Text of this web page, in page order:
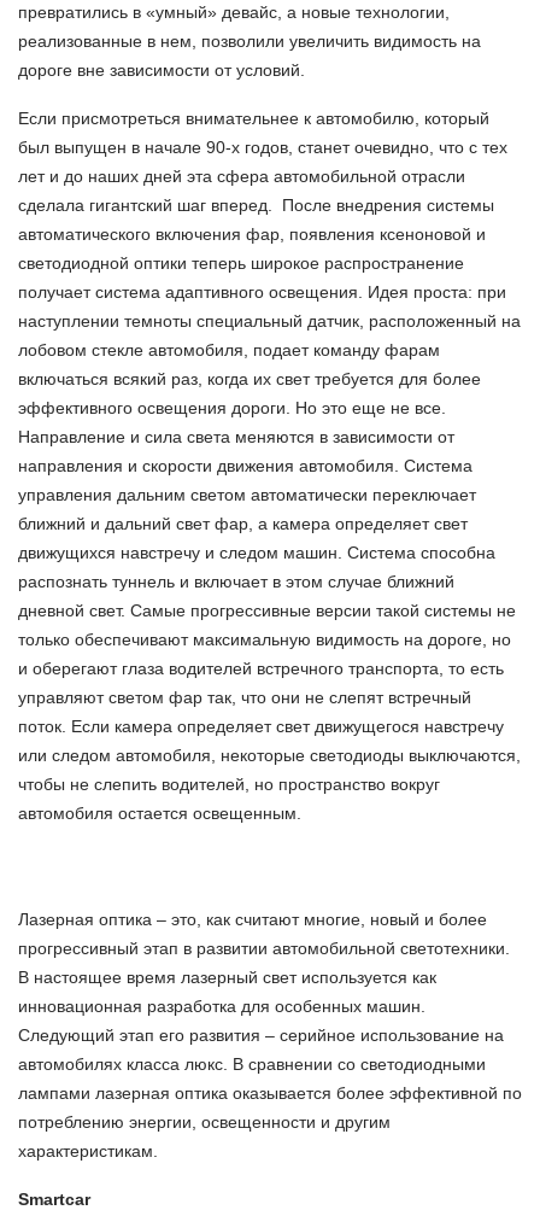
превратились в «умный» девайс, а новые технологии,
реализованные в нем, позволили увеличить видимость на
дороге вне зависимости от условий.
Если присмотреться внимательнее к автомобилю, который
был выпущен в начале 90-х годов, станет очевидно, что с тех
лет и до наших дней эта сфера автомобильной отрасли
сделала гигантский шаг вперед. После внедрения системы
автоматического включения фар, появления ксеноновой и
светодиодной оптики теперь широкое распространение
получает система адаптивного освещения. Идея проста: при
наступлении темноты специальный датчик, расположенный на
лобовом стекле автомобиля, подает команду фарам
включаться всякий раз, когда их свет требуется для более
эффективного освещения дороги. Но это еще не все.
Направление и сила света меняются в зависимости от
направления и скорости движения автомобиля. Система
управления дальним светом автоматически переключает
ближний и дальний свет фар, а камера определяет свет
движущихся навстречу и следом машин. Система способна
распознать туннель и включает в этом случае ближний
дневной свет. Самые прогрессивные версии такой системы не
только обеспечивают максимальную видимость на дороге, но
и оберегают глаза водителей встречного транспорта, то есть
управляют светом фар так, что они не слепят встречный
поток. Если камера определяет свет движущегося навстречу
или следом автомобиля, некоторые светодиоды выключаются,
чтобы не слепить водителей, но пространство вокруг
автомобиля остается освещенным.
Лазерная оптика – это, как считают многие, новый и более
прогрессивный этап в развитии автомобильной светотехники.
В настоящее время лазерный свет используется как
инновационная разработка для особенных машин.
Следующий этап его развития – серийное использование на
автомобилях класса люкс. В сравнении со светодиодными
лампами лазерная оптика оказывается более эффективной по
потреблению энергии, освещенности и другим
характеристикам.
Smartcar